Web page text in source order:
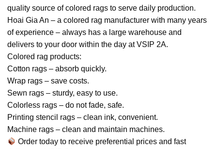
quality source of colored rags to serve daily production.
Hoai Gia An – a colored rag manufacturer with many years
of experience – always has a large warehouse and
delivers to your door within the day at VSIP 2A.
Colored rag products:
Cotton rags – absorb quickly.
Wrap rags – save costs.
Sewn rags – sturdy, easy to use.
Colorless rags – do not fade, safe.
Printing stencil rags – clean ink, convenient.
Machine rags – clean and maintain machines.
Order today to receive preferential prices and fast